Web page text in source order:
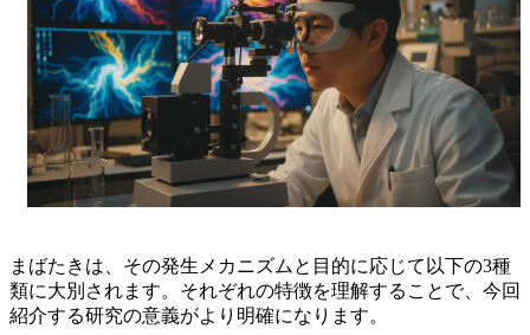
まばたきは、その発生メカニズムと目的に応じて以下の3種
類に大別されます。それぞれの特徴を理解することで、今回
紹介する研究の意義がより明確になります。